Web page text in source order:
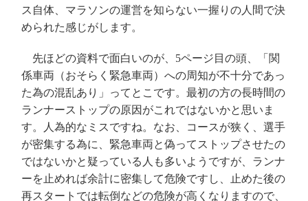
ス自体、マラソンの運営を知らない一握りの人間で決
められた感じがします。
先ほどの資料で面白いのが、 5ページ目の頭、「関
係車両（おそらく緊急車両）への周知が不十分であっ
た為の混乱あり」ってとこです。最初の方の長時間の
ランナーストップの原因がこれではないかと思いま
す。人為的なミスですね。なお、コースが狭く、選手
が密集する為に、緊急車両と偽ってストップさせたの
ではないかと疑っている人も多いようですが、ランナ
ーを止めれば余計に密集して危険ですし、止めた後の
再スタートでは転倒などの危険が高くなりますので、